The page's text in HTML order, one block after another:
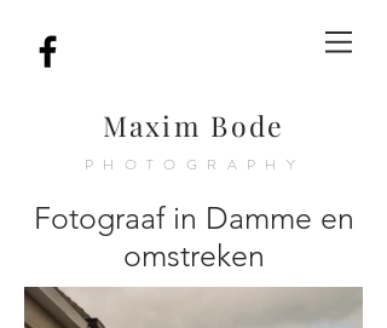
Maxim Bode
PHOTOGRAPHY
Fotograaf in Damme en
omstreken